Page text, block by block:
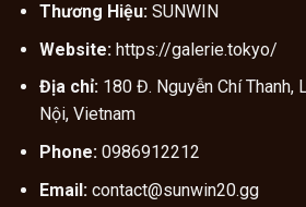
Thương Hiệu:SUNWIN
Website:https://galerie.tokyo/
Địa chỉ:180 Đ. Nguyễn Chí Thanh,
Nội, Vietnam
Phone:0986912212
Email: contact@sunwin20.gg